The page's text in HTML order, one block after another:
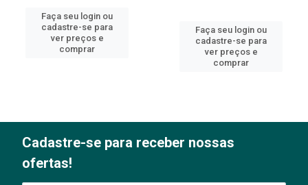
Faça seu login ou
cadastre-se para
ver preços e
comprar
Faça seu login ou
cadastre-se para
ver preços e
comprar
Cadastre-se para receber nossas
ofertas!